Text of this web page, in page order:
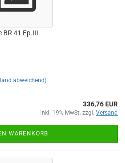
BR 41 Ep.III
abweichend)
336,76 EUR
inkl. 19% MwSt. zzgl. Versand
WARENKORB